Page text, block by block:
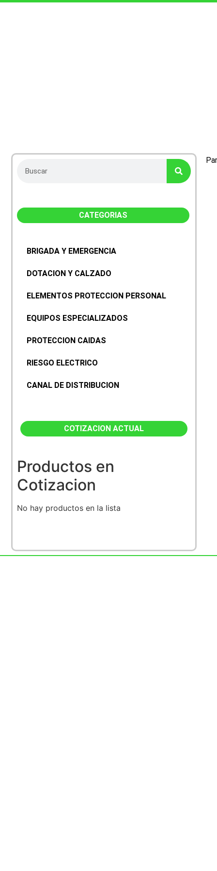
CATEGORIAS
BRIGADA Y EMERGENCIA
DOTACION Y CALZADO
ELEMENTOS PROTECCION PERSONAL
EQUIPOS ESPECIALIZADOS
PROTECCION CAIDAS
RIESGO ELECTRICO
CANAL DE DISTRIBUCION
COTIZACION ACTUAL
Productos en
Cotizacion
No hay productos en la lista